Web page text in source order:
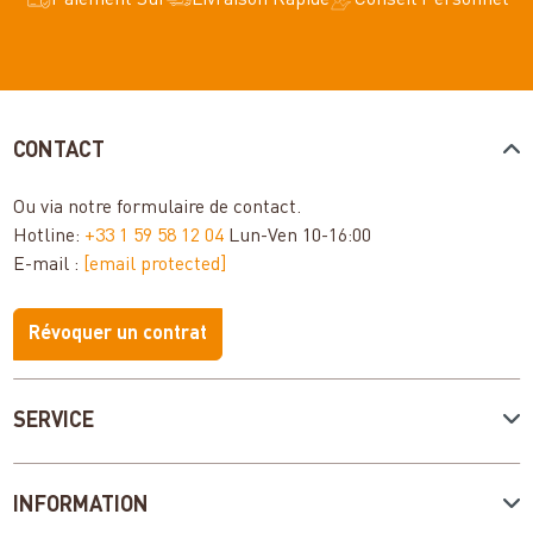
SERVICE
INFORMATION
CONTACT
Ou via notreformulaire de contact.
Hotline: +33 1 59 58 12 04 Lun-Ven 10-16:00
E-mail :
[email protected]
Révoquer un contrat